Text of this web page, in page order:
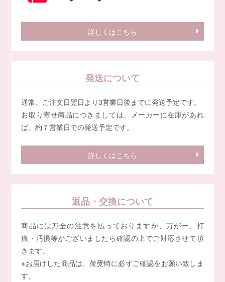
詳しくはこちら
発送について
通常、ご注文日翌日より3営業日後までに発送予定です。
お取り寄せ商品につきましては、メーカーに在庫があれ
ば、約７営業日での発送予定です。
詳しくはこちら
返品・交換について
商品には万全の注意を払っておりますが、万が一、打
痕・汚損等がございましたら確認の上でご対応させて頂
きます。
※お届けした商品は、荷受時に必ずご確認をお願い致しま
す。